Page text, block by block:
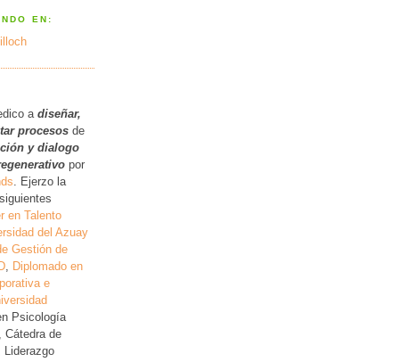
EN:
a diseñar,
procesos de
y dialogo
por
. Ejerzo la
en Talento
del Azuay
Gestión de
Diplomado en
e
Psicología
Cátedra de
Liderazgo